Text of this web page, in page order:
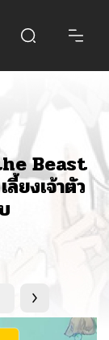
Beast
ยงเจ้าตัว